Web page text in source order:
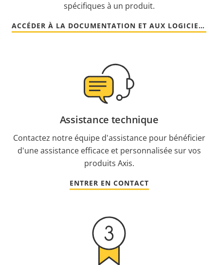
spécifiques à un produit.
ACCÉDER À LA DOCUMENTATION ET AUX LOGICIELS
Assistance technique
Contactez notre équipe d'assistance pour bénéficier
d'une assistance efficace et personnalisée sur vos
produits Axis.
ENTRER EN CONTACT